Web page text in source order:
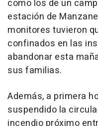
como los de un
estación de
monitores tuvieron
confinados en las
abandonar esta
sus familias.
Además, a primera
suspendido la